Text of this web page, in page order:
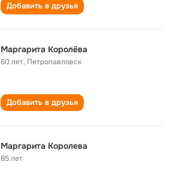
Добавить в друзья
Маргарита Королёва
60 лет, Петропавловск
Добавить в друзья
Маргарита Королева
85 лет